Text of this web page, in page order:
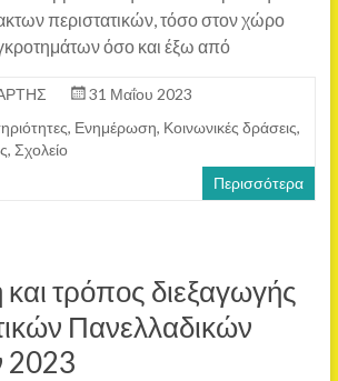
περιστατικών, τόσο στον χώρο
όσο και έξω από
31 Μαΐου 2023
, Ενημέρωση, Κοινωνικές δράσεις,
, Σχολείο
Περισσότερα
τρόπος διεξαγωγής
Πανελλαδικών
2023